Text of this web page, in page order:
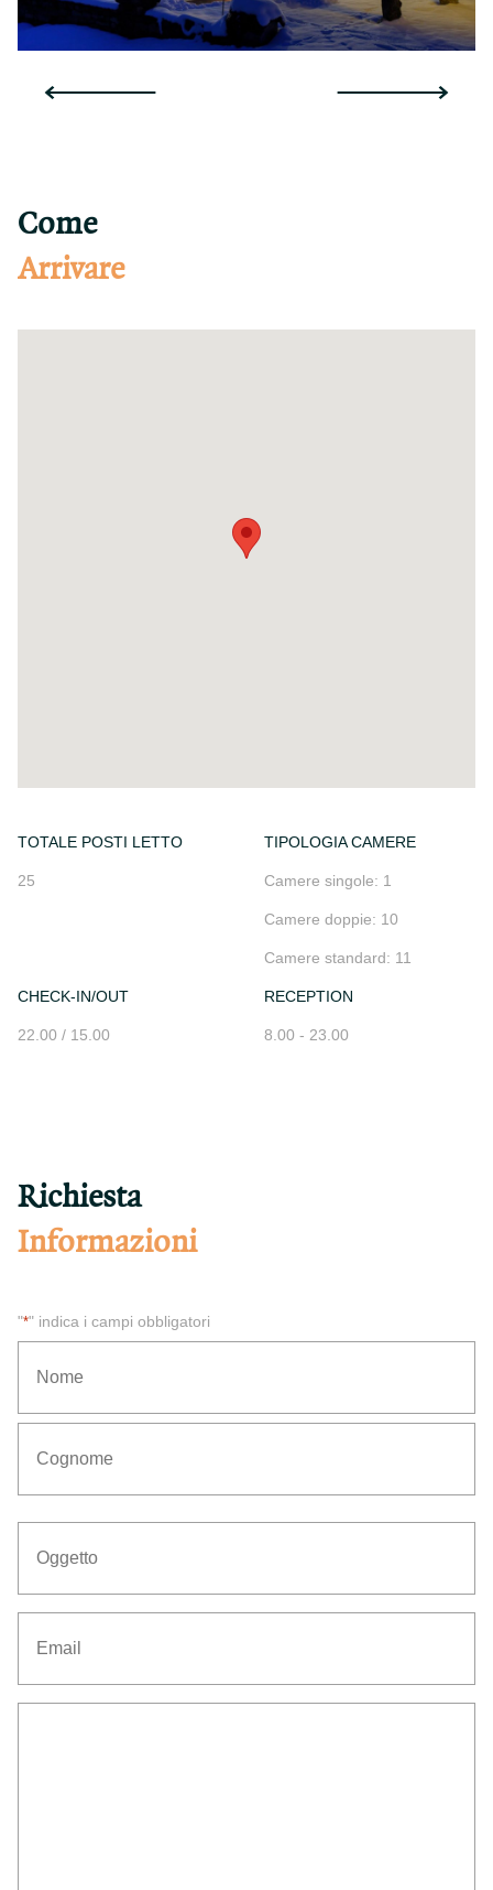
Come
Arrivare
TOTALE POSTI LETTO
25
TIPOLOGIA CAMERE
Camere singole: 1
Camere doppie: 10
Camere standard: 11
CHECK-IN/OUT
22.00 / 15.00
RECEPTION
8.00 - 23.00
Richiesta
Informazioni
"*" indica i campi obbligatori
Nome